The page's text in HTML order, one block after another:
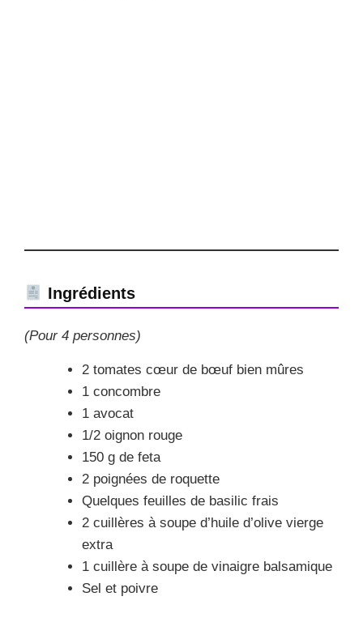
Ingrédients
(Pour 4 personnes)
2 tomates cœur de bœuf bien mûres
1 concombre
1 avocat
1/2 oignon rouge
150 g de feta
2 poignées de roquette
Quelques feuilles de basilic frais
2 cuillères à soupe d’huile d’olive vierge
extra
1 cuillère à soupe de vinaigre balsamique
Sel et poivre